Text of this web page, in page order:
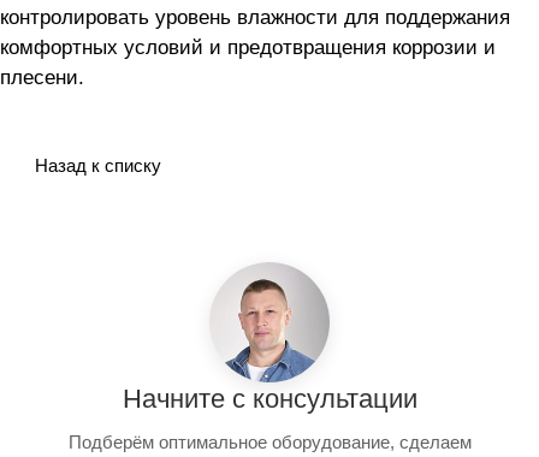
контролировать уровень влажности для поддержания
комфортных условий и предотвращения коррозии и
плесени.
Назад к списку
Начните с консультации
Подберём оптимальное оборудование, сделаем